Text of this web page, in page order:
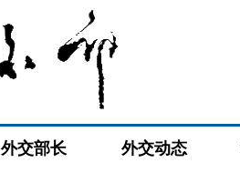
外交部长 外交动态